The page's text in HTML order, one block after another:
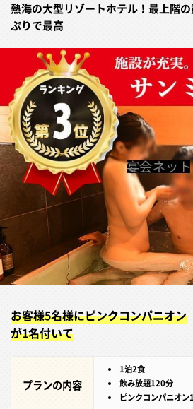
熱海の大型リゾートホテル！最上階
ぷりで最高
お客様5名様にピンクコンパニオン
が1名付いて
プランの内容
1泊2食
飲み放題120分
ピンクコンパニオ